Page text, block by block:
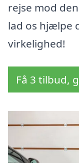
rejse mod
lad os hjælpe
virkelighed!
Få 3 tilbud,